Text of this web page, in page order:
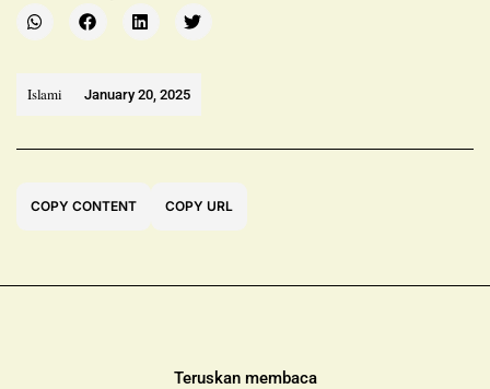
Islami January 20, 2025
COPY CONTENT COPY URL
Teruskan membaca